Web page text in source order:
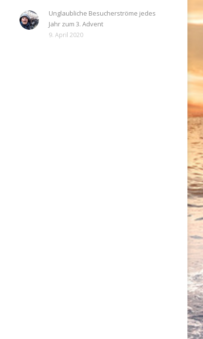
Unglaubliche Besucherströme jedes
Jahr zum 3. Advent
9. April 2020